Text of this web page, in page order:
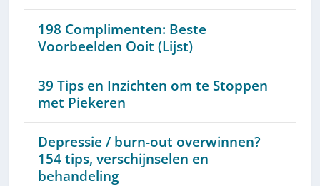
198 Complimenten: Beste
Voorbeelden Ooit (Lijst)
39 Tips en Inzichten om te Stoppen
met Piekeren
Depressie / burn-out overwinnen?
154 tips, verschijnselen en
behandeling